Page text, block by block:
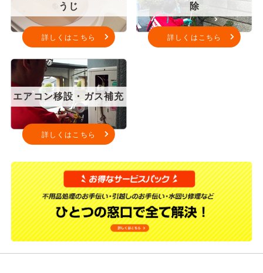
うじ
詳しくはこちら
除
詳しくはこちら
エアコン移設・ガス補充
詳しくはこちら